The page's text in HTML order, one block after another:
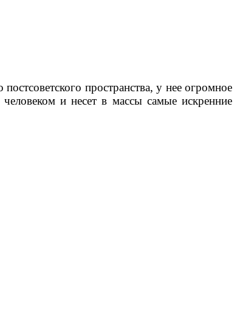
пространства, у нее огромное
и несет в массы самые искренние